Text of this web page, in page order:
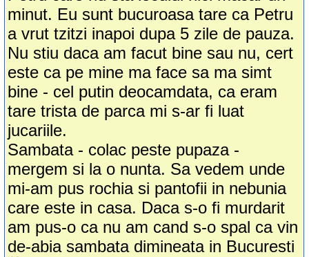
minut. Eu sunt bucuroasa tare ca Petru
a vrut tzitzi inapoi dupa 5 zile de pauza.
Nu stiu daca am facut bine sau nu, cert
este ca pe mine ma face sa ma simt
bine - cel putin deocamdata, ca eram
tare trista de parca mi s-ar fi luat
jucariile.
Sambata - colac peste pupaza -
mergem si la o nunta. Sa vedem unde
mi-am pus rochia si pantofii in nebunia
care este in casa. Daca s-o fi murdarit
am pus-o ca nu am cand s-o spal ca vin
de-abia sambata dimineata in Bucuresti